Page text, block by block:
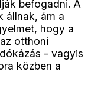
befogadni. A
állnak, ám a
hogy a
otthoni
- vagyis
közben a